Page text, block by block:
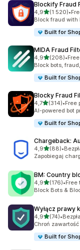
Blockify Fraud
4,9na 5(1 520)
Łączna liczba•
Block fraud with
Built for
MIDA Fraud
4,9na 5 gwiazdek
(208)
Łączna liczba
•Free
Block bots,
Built for
Blocky Fraud
4,7na 5(314)
Łączna liczba
•Free
AI-powered bot
Built for
Chargeback:
4,9na 5(88)
Łączna liczba
•
Zapobiegaj
BM: Country
4,9na 5(176)
Łączna liczba
•Free
Block Bots &
Wyłącz prawy
4,9na 5(74)
Łączna liczba
•
Chroń
Built for